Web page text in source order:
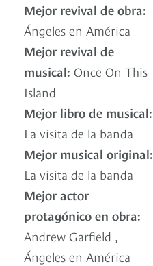
Mejor revival de obra:
Ángeles en América
Mejor revival de
musical: Once On This
Island
Mejor libro de musical:
La visita de la banda
Mejor musical original:
La visita de la banda
Mejor actor
protagónico en obra:
Andrew Garfield ,
Ángeles en América